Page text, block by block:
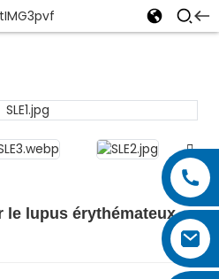
le lupus érythémateux